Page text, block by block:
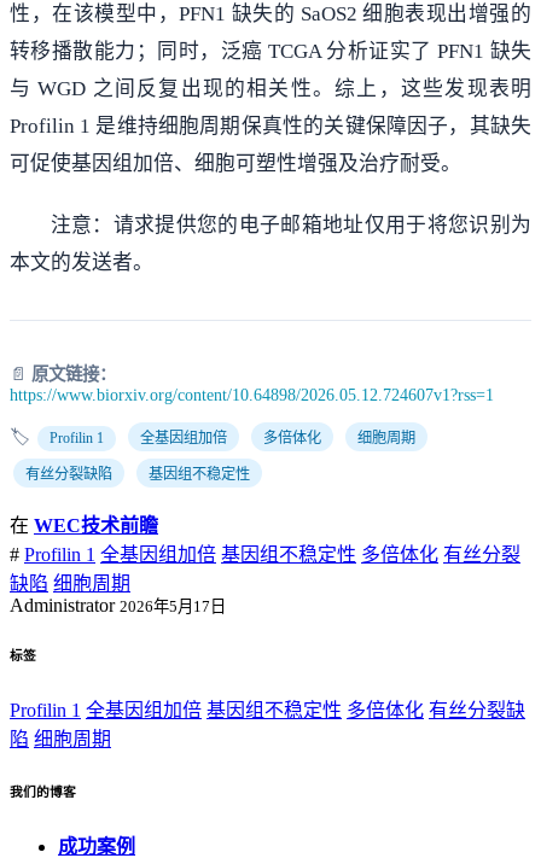
性，在该模型中，PFN1 缺失的 SaOS2 细胞表现出增强的
转移播散能力；同时，泛癌 TCGA 分析证实了 PFN1 缺失
与 WGD 之间反复出现的相关性。综上，这些发现表明
Profilin 1 是维持细胞周期保真性的关键保障因子，其缺失
可促使基因组加倍、细胞可塑性增强及治疗耐受。
注意：请求提供您的电子邮箱地址仅用于将您识别为
本文的发送者。
📄 原文链接：
https://www.biorxiv.org/content/10.64898/2026.05.12.724607v1?rss=1
🏷️ Profilin 1 全基因组加倍 多倍体化 细胞周期
有丝分裂缺陷 基因组不稳定性
在 WEC技术前瞻
# Profilin 1 全基因组加倍 基因组不稳定性 多倍体化 有丝分裂
缺陷 细胞周期
Administrator 2026年5月17日
标签
Profilin 1 全基因组加倍 基因组不稳定性 多倍体化 有丝分裂缺
陷 细胞周期
我们的博客
成功案例